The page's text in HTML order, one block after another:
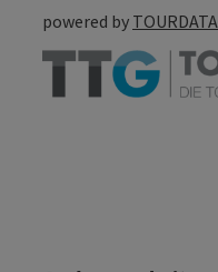
powered by TOURDATA